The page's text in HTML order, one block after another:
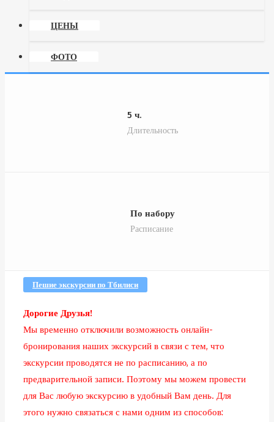
ЦЕНЫ
ФОТО
5 ч.
Длительность
По набору
Расписание
Пешие экскурсии по Тбилиси
Дорогие Друзья!
Мы временно отключили возможность онлайн-
бронирования наших экскурсий в связи с тем, что
экскурсии проводятся не по расписанию, а по
предварительной записи. Поэтому мы можем провести
для Вас любую экскурсию в удобный Вам день. Для
этого нужно связаться с нами одним из способов: